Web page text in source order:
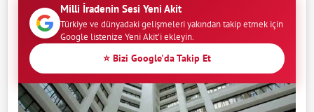
Milli İradenin Sesi Yeni Akit
Türkiye ve dünyadaki gelişmeleri yakından takip etmek için
Google listenize Yeni Akit'i ekleyin.
⭐ Bizi Google'da Takip Et